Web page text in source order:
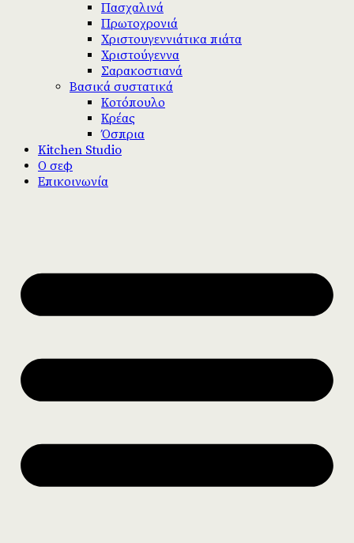
Πασχαλινά
Πρωτοχρονιά
Χριστουγεννιάτικα πιάτα
Χριστούγεννα
Σαρακοστιανά
Βασικά συστατικά
Κοτόπουλο
Κρέας
Όσπρια
Kitchen Studio
Ο σεφ
Επικοινωνία